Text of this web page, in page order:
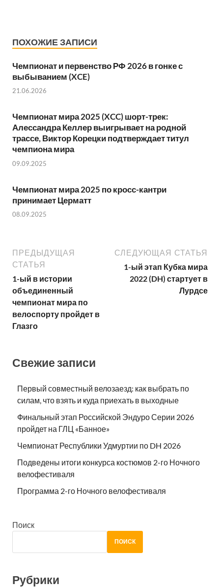
ПОХОЖИЕ ЗАПИСИ
Чемпионат и первенство РФ 2026 в гонке с
выбыванием (XCE)
21.06.2026
Чемпионат мира 2025 (XCC) шорт-трек:
Алессандра Келлер выигрывает на родной
трассе, Виктор Корецки подтверждает титул
чемпиона мира
09.09.2025
Чемпионат мира 2025 по кросс-кантри
принимает Церматт
08.09.2025
ПРЕДЫДУЩАЯ
СТАТЬЯ
1-ый в истории
объединенный
чемпионат мира по
велоспорту пройдет в
Глазго
СЛЕДУЮЩАЯ СТАТЬЯ
1-ый этап Кубка мира
2022 (DH) стартует в
Лурдсе
Свежие записи
Первый совместный велозаезд: как выбрать по
силам, что взять и куда приехать в выходные
Финальный этап Российской Эндуро Серии 2026
пройдет на ГЛЦ «Банное»
Чемпионат Республики Удмуртии по DH 2026
Подведены итоги конкурса костюмов 2-го Ночного
велофестиваля
Программа 2-го Ночного велофестиваля
Поиск
ПОИСК
Рубрики